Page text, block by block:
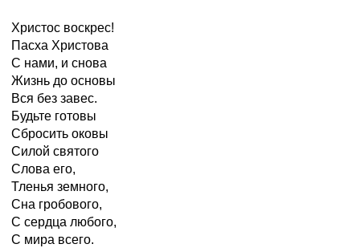
Христос воскрес!
Пасха Христова
С нами, и снова
Жизнь до основы
Вся без завес.
Будьте готовы
Сбросить оковы
Силой святого
Слова его,
Тленья земного,
Сна гробового,
С сердца любого,
С мира всего.